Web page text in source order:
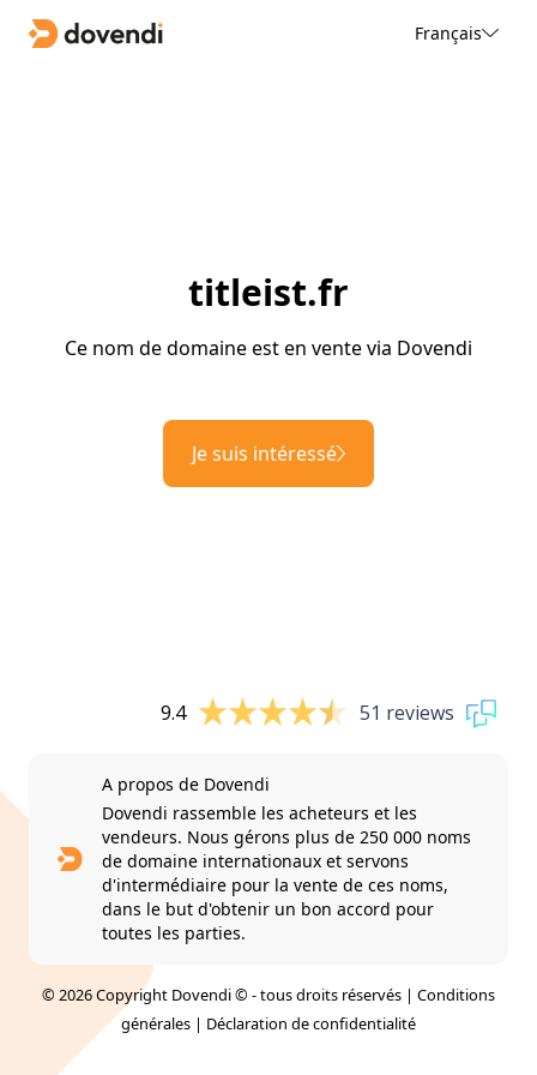
Français
titleist.fr
Ce nom de domaine est en vente via Dovendi
Je suis intéressé
9.4 51 reviews
A propos de Dovendi
Dovendi rassemble les acheteurs et les
vendeurs. Nous gérons plus de 250 000 noms
de domaine internationaux et servons
d'intermédiaire pour la vente de ces noms,
dans le but d'obtenir un bon accord pour
toutes les parties.
© 2026 Copyright Dovendi © - tous droits réservés | Conditions
générales | Déclaration de confidentialité